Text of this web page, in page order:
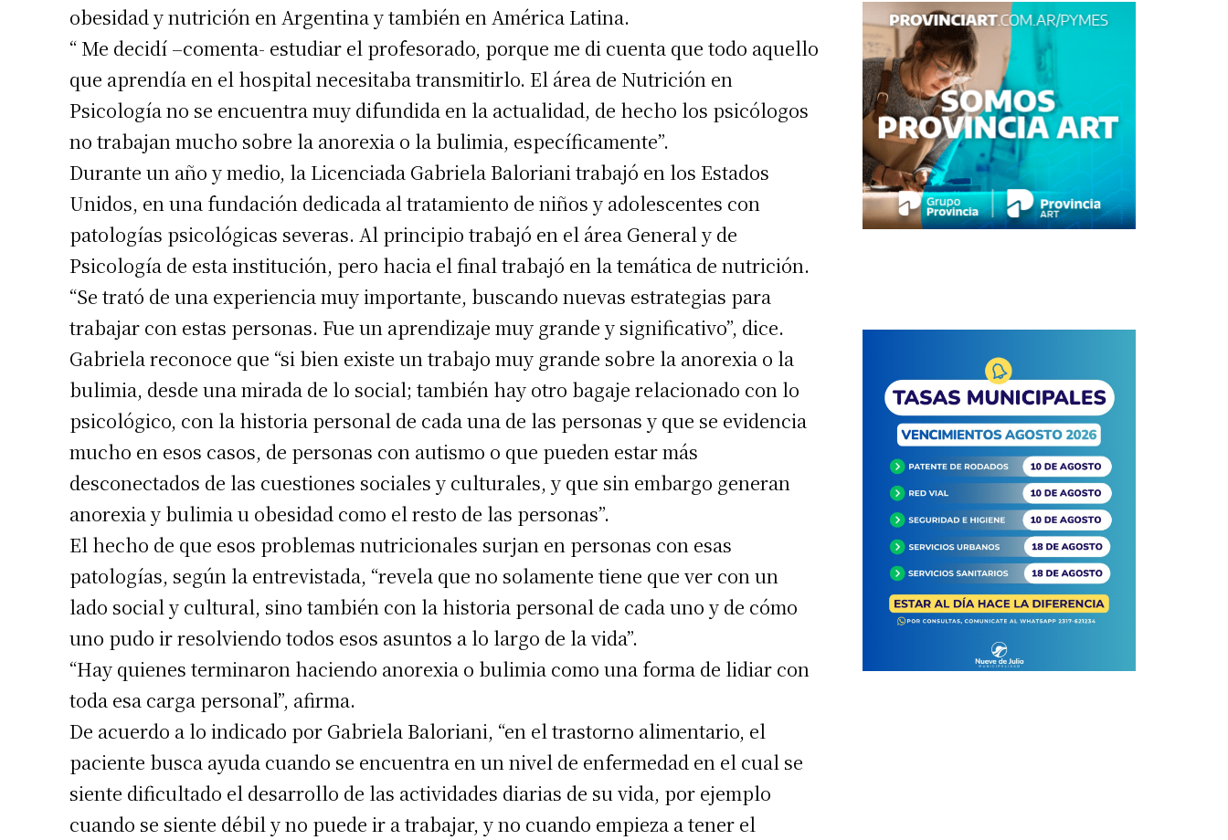
Suscribirme gratis
*Requerido
Dirección de correo electrónico
obesidad y nutrición en Argentina y también en América Latina.
“ Me decidí –comenta- estudiar el profesorado, porque me di cuenta que todo aquello
que aprendía en el hospital necesitaba transmitirlo. El área de Nutrición en
Psicología no se encuentra muy difundida en la actualidad, de hecho los psicólogos
no trabajan mucho sobre la anorexia o la bulimia, específicamente”.
Durante un año y medio, la Licenciada Gabriela Baloriani trabajó en los Estados
Unidos, en una fundación dedicada al tratamiento de niños y adolescentes con
patologías psicológicas severas. Al principio trabajó en el área General y de
Psicología de esta institución, pero hacia el final trabajó en la temática de nutrición.
“Se trató de una experiencia muy importante, buscando nuevas estrategias para
trabajar con estas personas. Fue un aprendizaje muy grande y significativo”, dice.
Gabriela reconoce que “si bien existe un trabajo muy grande sobre la anorexia o la
bulimia, desde una mirada de lo social; también hay otro bagaje relacionado con lo
psicológico, con la historia personal de cada una de las personas y que se evidencia
mucho en esos casos, de personas con autismo o que pueden estar más
desconectados de las cuestiones sociales y culturales, y que sin embargo generan
anorexia y bulimia u obesidad como el resto de las personas”.
El hecho de que esos problemas nutricionales surjan en personas con esas
patologías, según la entrevistada, “revela que no solamente tiene que ver con un
lado social y cultural, sino también con la historia personal de cada uno y de cómo
uno pudo ir resolviendo todos esos asuntos a lo largo de la vida”.
“Hay quienes terminaron haciendo anorexia o bulimia como una forma de lidiar con
toda esa carga personal”, afirma.
De acuerdo a lo indicado por Gabriela Baloriani, “en el trastorno alimentario, el
paciente busca ayuda cuando se encuentra en un nivel de enfermedad en el cual se
siente dificultado el desarrollo de las actividades diarias de su vida, por ejemplo
cuando se siente débil y no puede ir a trabajar, y no cuando empieza a tener el